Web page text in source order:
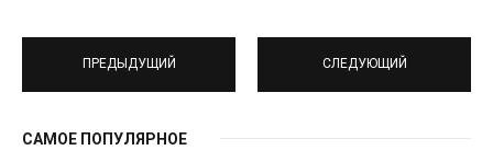
ПРЕДЫДУЩИЙ СЛЕДУЮЩИЙ
САМОЕ ПОПУЛЯРНОЕ